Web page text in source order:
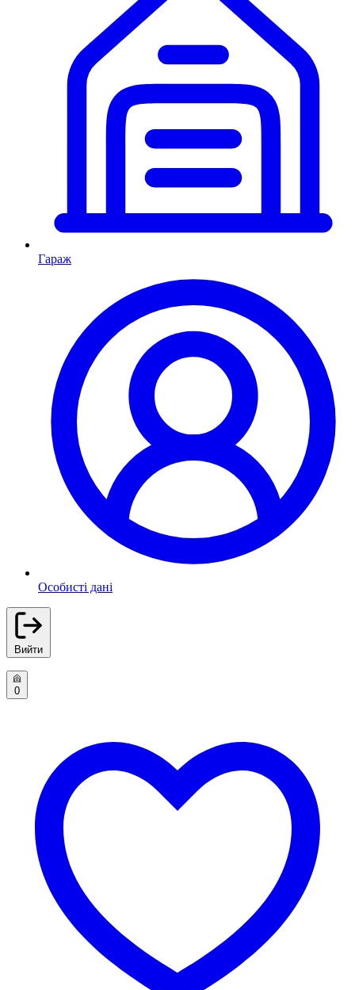
Гараж
Особисті дані
Вийти
0